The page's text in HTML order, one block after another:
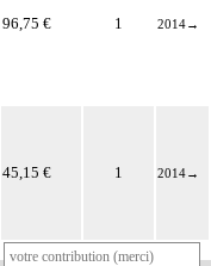
96,75 € 1 2014→
45,15 € 1 2014→